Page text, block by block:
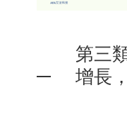
第三
增長